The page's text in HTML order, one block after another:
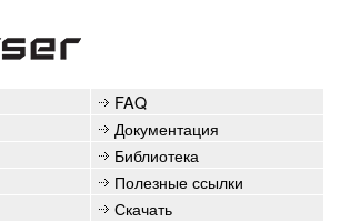
FAQ
Документация
Библиотека
Полезные ссылки
Скачать